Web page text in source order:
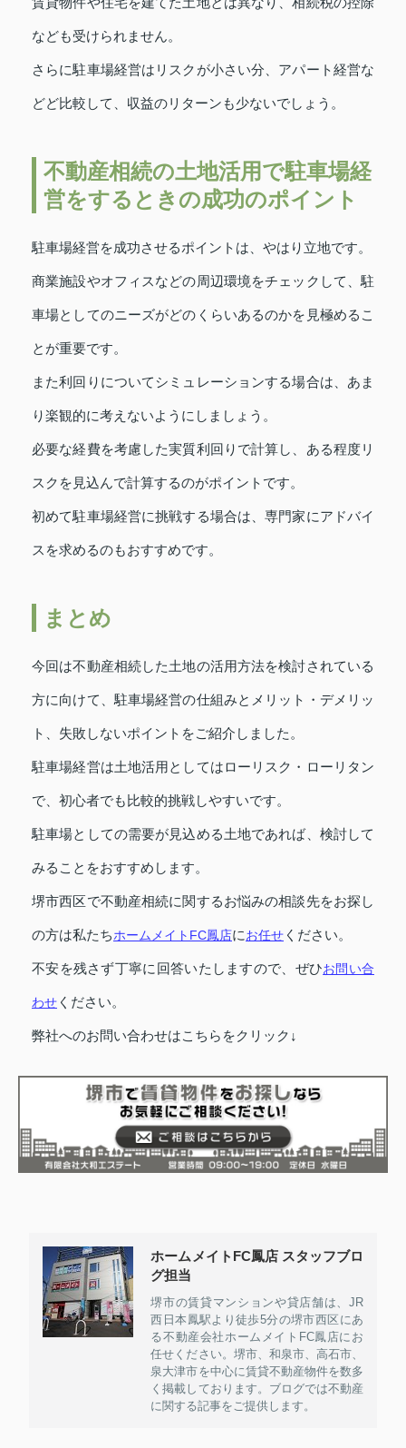
賃貸物件や住宅を建てた土地とは異なり、相続税の控除
なども受けられません。
さらに駐車場経営はリスクが小さい分、アパート経営な
どど比較して、収益のリターンも少ないでしょう。
不動産相続の土地活用で駐車場経
営をするときの成功のポイント
駐車場経営を成功させるポイントは、やはり立地です。
商業施設やオフィスなどの周辺環境をチェックして、駐
車場としてのニーズがどのくらいあるのかを見極めるこ
とが重要です。
また利回りについてシミュレーションする場合は、あま
り楽観的に考えないようにしましょう。
必要な経費を考慮した実質利回りで計算し、ある程度リ
スクを見込んで計算するのがポイントです。
初めて駐車場経営に挑戦する場合は、専門家にアドバイ
スを求めるのもおすすめです。
まとめ
今回は不動産相続した土地の活用方法を検討されている
方に向けて、駐車場経営の仕組みとメリット・デメリッ
ト、失敗しないポイントをご紹介しました。
駐車場経営は土地活用としてはローリスク・ローリタン
で、初心者でも比較的挑戦しやすいです。
駐車場としての需要が見込める土地であれば、検討して
みることをおすすめします。
堺市西区で不動産相続に関するお悩みの相談先をお探し
の方は私たちホームメイトFC鳳店にお任せ ください。
不安を残さず丁寧に回答いたしますので、ぜひお問い合
わせ ください。
弊社へのお問い合わせはこちらをクリック↓
ホームメイトFC鳳店 スタッフブロ
グ担当
堺市の賃貸マンションや貸店舗は、JR
西日本鳳駅より徒歩5分の堺市西区にあ
る不動産会社ホームメイトFC鳳店にお
任せください。堺市、和泉市、高石市、
泉大津市を中心に賃貸不動産物件を数多
く掲載しております。ブログでは不動産
に関する記事をご提供します。